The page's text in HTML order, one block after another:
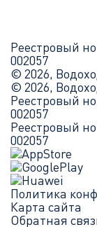
Реестровый
002057
© 2026,
© 2026,
Реестровый
002057
Реестровый
002057
Политика
Карта сайта
Обратная